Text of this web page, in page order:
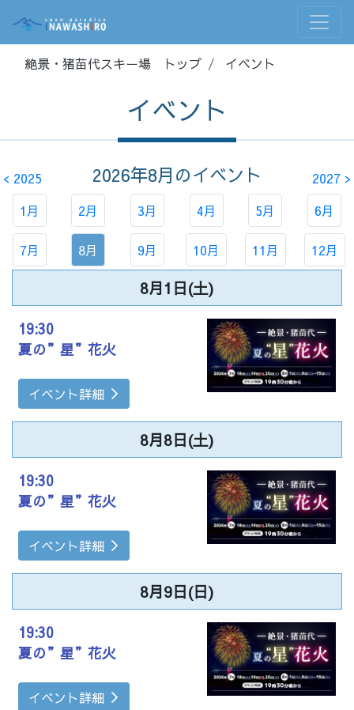
絶景・猪苗代スキー場 トップ イベント
イベント
< 2025 2026年8月のイベント
2027 >
1月
2月 3月 4月 5月 6月
7月 8月 9月 10月 11月 12月
8月1日(土)
19:30
夏の”星”花火
イベント詳細
8月8日(土)
19:30
夏の”星”花火
イベント詳細
8月9日(日)
19:30
夏の”星”花火
イベント詳細